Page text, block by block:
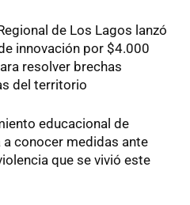
de Los Lagos lanzó
innovación por $4.000
resolver brechas
del territorio
educacional de
a conocer medidas ante
que se vivió este